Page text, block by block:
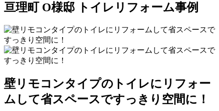
亘理町 Ο様邸 トイレリフォーム事例
壁リモコンタイプのトイレにリフォー
ムして省スペースですっきり空間に！